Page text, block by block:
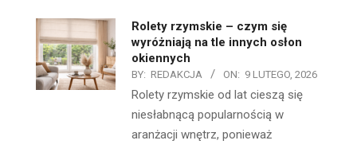
Rolety rzymskie – czym się
wyróżniają na tle innych osłon
okiennych
BY: REDAKCJA ON: 9 LUTEGO, 2026
Rolety rzymskie od lat cieszą się
niesłabnącą popularnością w
aranżacji wnętrz, ponieważ